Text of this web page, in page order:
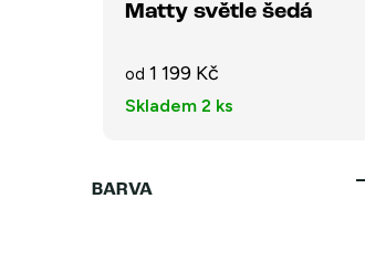
Matty světle šedá
od 1 199 Kč
Skladem 2 ks